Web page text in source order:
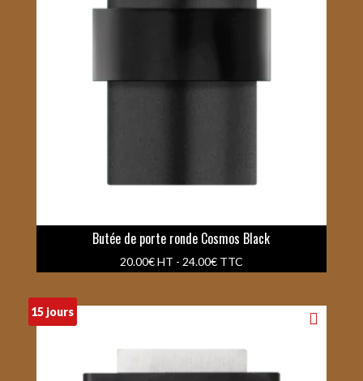
Butée de porte ronde Cosmos Black
20.00€HT - 24.00€TTC
15 jours